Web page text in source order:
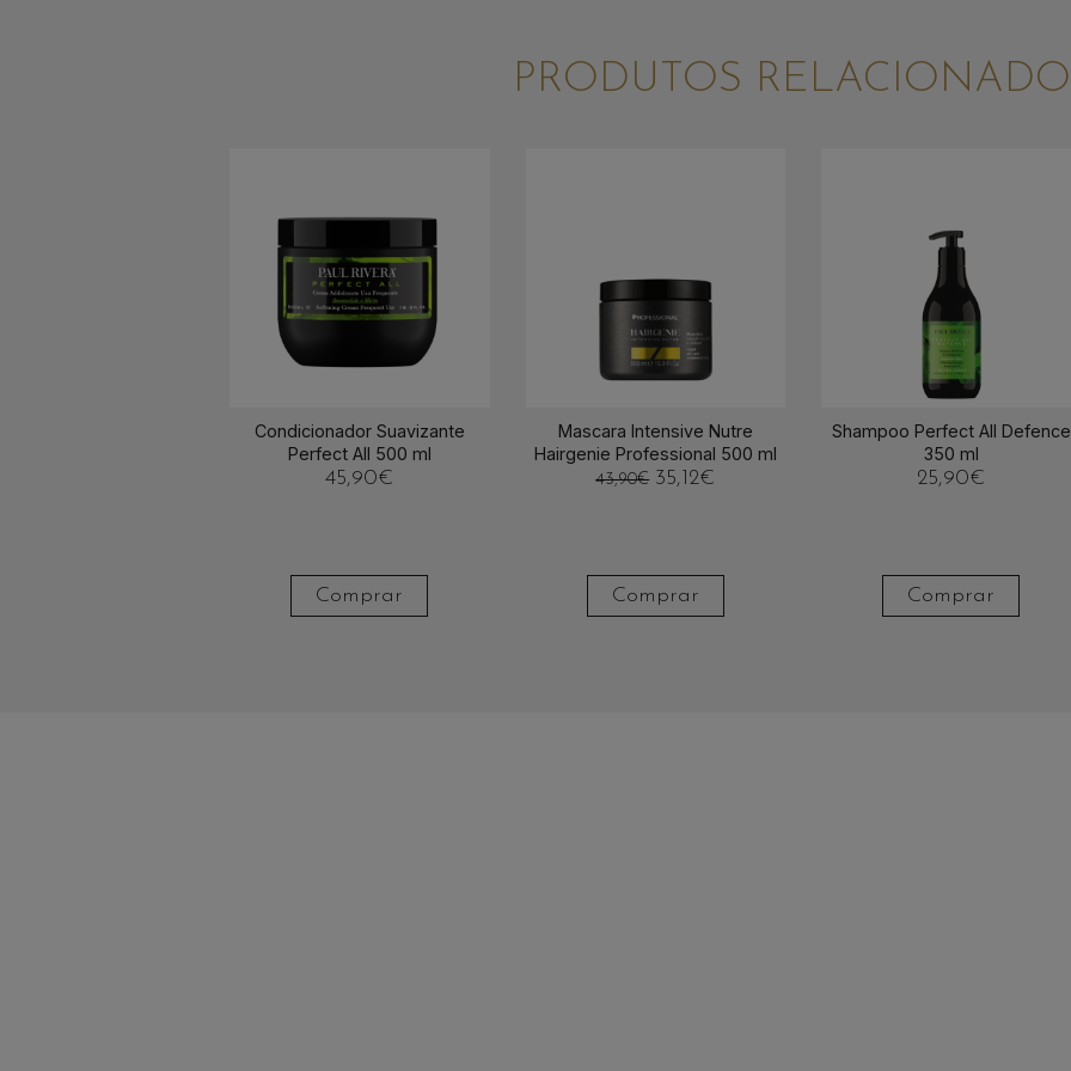
PRODUTOS
Condicionador Suavizante
Perfect All 500 ml
45,90€
Comprar
Mascara Intensive Nutre
Hairgenie Professional 500 ml
43,90€ 35,12€
Comprar
Shampoo Perfect All Defence
350 ml
25,90€
Comprar